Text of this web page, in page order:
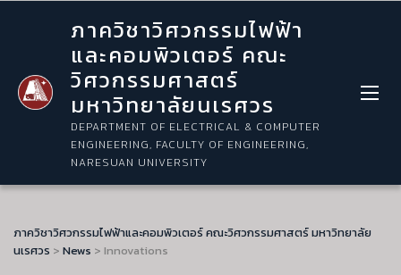
ภาควิชาวิศวกรรมไฟฟ้า
และคอมพิวเตอร์ คณะ
วิศวกรรมศาสตร์
มหาวิทยาลัยนเรศวร
DEPARTMENT OF ELECTRICAL & COMPUTER
ENGINEERING, FACULTY OF ENGINEERING,
NARESUAN UNIVERSITY
ภาควิชาวิศวกรรมไฟฟ้าและคอมพิวเตอร์ คณะวิศวกรรมศาสตร์ มหาวิทยาลัย
นเรศวร > News > Innovations